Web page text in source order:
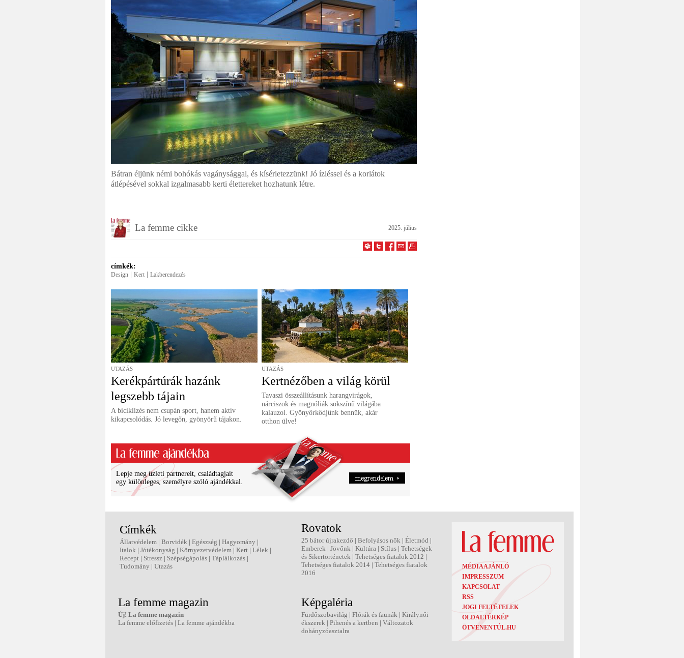
Bátran éljünk némi bohókás vagánysággal, és kísérletezzünk! Jó ízléssel és a korlátok
átlépésével sokkal izgalmasabb kerti élettereket hozhatunk létre.
La femme cikke 2025. július
címkék:
Design Kert Lakberendezés
UTAZÁS
Kerékpártúrák hazánk
legszebb tájain
A biciklizés nem csupán sport, hanem aktív
kikapcsolódás. Jó levegőn, gyönyörű tájakon.
UTAZÁS
Kertnézőben a világ körül
Tavaszi összeállításunk harangvirágok,
nárciszok és magnóliák sokszínű világába
kalauzol. Gyönyörködjünk bennük, akár
otthon ülve!
Lepje meg üzleti partnereit, családtagjait
egy különleges, személyre szóló ajándékkal.
Címkék
Állatvédelem | Borvidék | Egészség | Hagyomány |
Italok | Jótékonyság | Környezetvédelem | Kert | Lélek |
Recept | Stressz | Szépségápolás | Táplálkozás |
Tudomány | Utazás
Rovatok
25 bátor újrakezdő | Befolyásos nők | Életmód |
Emberek | Jövőnk | Kultúra | Stílus | Tehetségek
és Sikertörténetek | Tehetséges fiatalok 2012 |
Tehetséges fiatalok 2014 | Tehetséges fiatalok
2016
MÉDIAAJÁNLÓ
IMPRESSZUM
KAPCSOLAT
RSS
JOGI FELTÉTELEK
OLDALTÉRKÉP
ÖTVENENTÚL.HU
La femme magazin
Új! La femme magazin
La femme előfizetés | La femme ajándékba
Képgaléria
Fürdőszobavilág | Flórák és faunák | Királynői
ékszerek | Pihenés a kertben | Változatok
dohányzóasztalra